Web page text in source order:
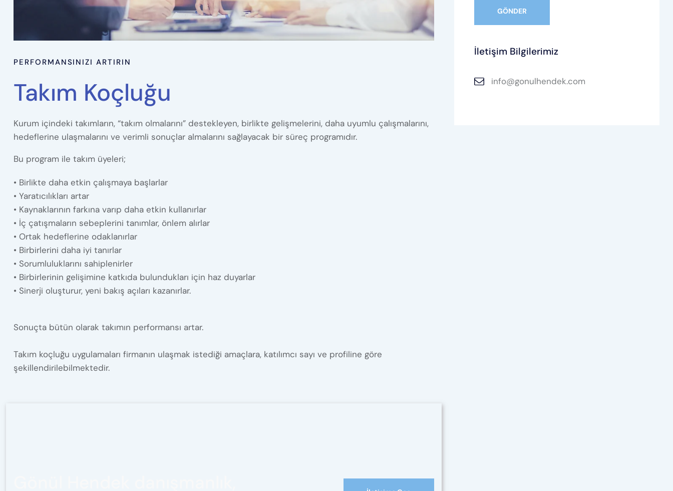
PERFORMANSINIZI ARTIRIN
Takım Koçluğu
Kurum içindeki takımların, “takım olmalarını” destekleyen, birlikte gelişmelerini, daha uyumlu çalışmalarını,
hedeflerine ulaşmalarını ve verimli sonuçlar almalarını sağlayacak bir süreç programıdır.
Bu program ile takım üyeleri;
• Birlikte daha etkin çalışmaya başlarlar
• Yaratıcılıkları artar
• Kaynaklarının farkına varıp daha etkin kullanırlar
• İç çatışmaların sebeplerini tanımlar, önlem alırlar
• Ortak hedeflerine odaklanırlar
• Birbirlerini daha iyi tanırlar
• Sorumluluklarını sahiplenirler
• Birbirlerinin gelişimine katkıda bulundukları için haz duyarlar
• Sinerji oluşturur, yeni bakış açıları kazanırlar.
Sonuçta bütün olarak takımın performansı artar.
Takım koçluğu uygulamaları firmanın ulaşmak istediği amaçlara, katılımcı sayı ve profiline göre
şekillendirilebilmektedir.
İletişim Bilgilerimiz
info@gonulhendek.com